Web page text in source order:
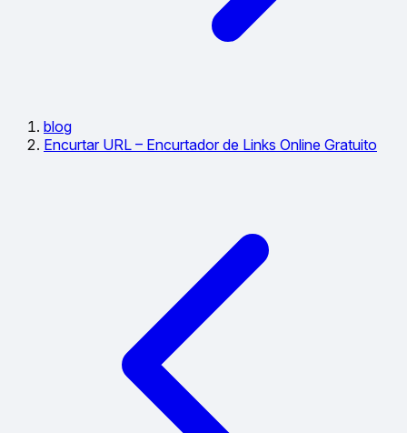
blog
Encurtar URL – Encurtador de Links Online Gratuito